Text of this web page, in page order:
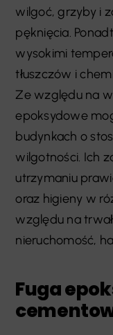
wilgoć, grzyby i
pęknięcia.
wysokimi
tłuszczów i
Ze względu na
epoksydowe
budynkach o
wilgotności. Ich
utrzymaniu
oraz higieny w
względu na
nieruchomość,
Fuga